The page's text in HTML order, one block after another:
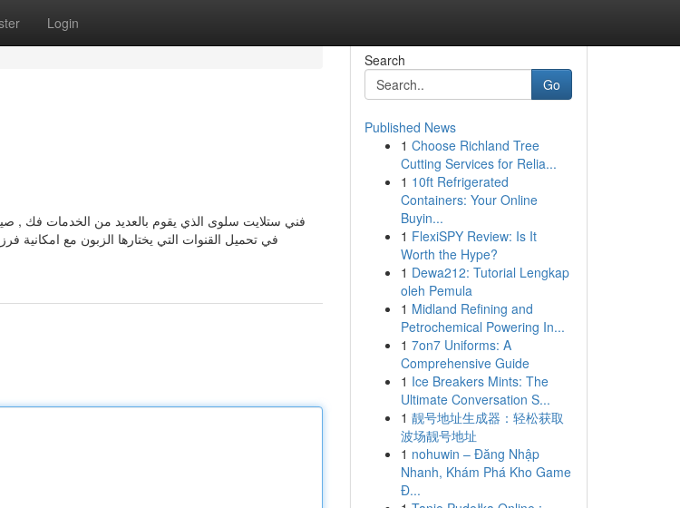
Login
فني ستلايت سلوى الذي يقوم بالعديد من الخدمات فك ,
في تحميل القنوات التي يختارها الزبون مع امكانية
Search
Go
Published News
1 Choose Richland Tree
Cutting Services for Relia...
1 10ft Refrigerated
Containers: Your Online
Buyin...
1 FlexiSPY Review: Is It
Worth the Hype?
1 Dewa212: Tutorial Lengkap
oleh Pemula
1 Midland Refining and
Petrochemical Powering In...
1 7on7 Uniforms: A
Comprehensive Guide
1 Ice Breakers Mints: The
Ultimate Conversation S...
1 靓号地址生成器：轻松获取
波场靓号地址
1 nohuwin – Đăng Nhập
Nhanh, Khám Phá Kho Game
Đ...